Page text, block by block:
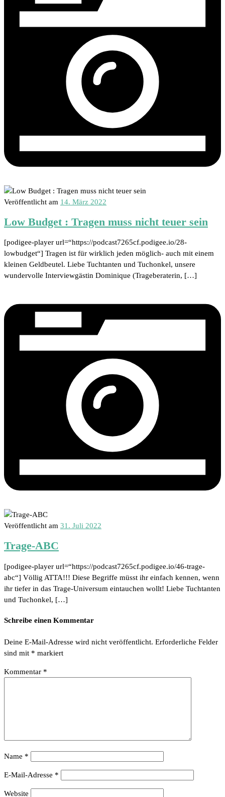
Veröffentlicht am 14. März 2022
Low Budget : Tragen muss nicht teuer sein
[podigee-player url=“https://podcast7265cf.podigee.io/28-
lowbudget“] Tragen ist für wirklich jeden möglich- auch mit einem
kleinen Geldbeutel. Liebe Tuchtanten und Tuchonkel, unsere
wundervolle Interviewgästin Dominique (Trageberaterin, […]
Veröffentlicht am 31. Juli 2022
Trage-ABC
[podigee-player url=“https://podcast7265cf.podigee.io/46-trage-
abc“] Völlig ATTA!!! Diese Begriffe müsst ihr einfach kennen, wenn
ihr tiefer in das Trage-Universum eintauchen wollt! Liebe Tuchtanten
und Tuchonkel, […]
Schreibe einen Kommentar
Deine E-Mail-Adresse wird nicht veröffentlicht. Erforderliche Felder
sind mit * markiert
Kommentar *
Name *
E-Mail-Adresse *
Website